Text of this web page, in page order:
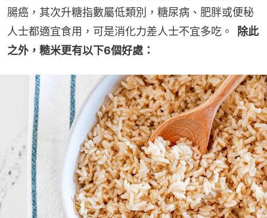
腸癌，其次升糖指數屬低類別，糖尿病、肥胖或便秘
人士都適宜食用，可是消化力差人士不宜多吃。
  除此
之外，糙米更有以下6個好處：